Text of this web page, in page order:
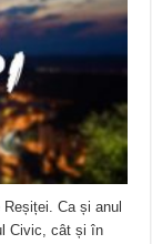
avarie – Calea
Ca și anul
Civic, cât și în